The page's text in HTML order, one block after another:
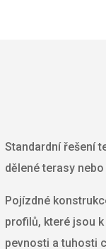
Standardní řešení
dělené terasy
Pojízdné
profilů, které jsou
pevnosti a tuhosti